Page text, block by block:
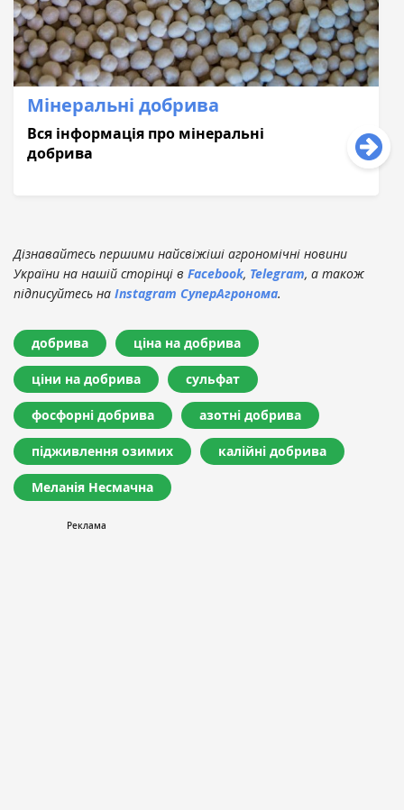
Мінеральні добрива
Вся інформація про мінеральні
добрива
Дізнавайтесь першими найсвіжіші агрономічні новини
України на нашій сторінці в Facebook, Telegram, а також
підписуйтесь на Instagram СуперАгронома.
добрива ціна на добрива
ціни на добрива сульфат
фосфорні добрива азотні добрива
підживлення озимих калійні добрива
Меланія Несмачна